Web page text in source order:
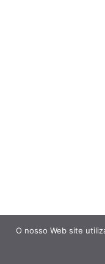
O nosso Web site